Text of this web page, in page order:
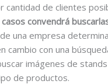
cantidad de clientes
convendrá
una empresa
cambio con una
imágenes de
de productos.